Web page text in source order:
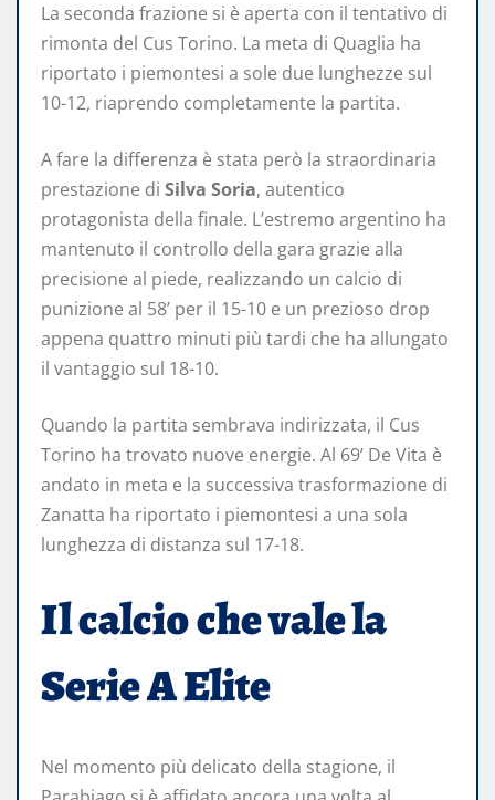
La seconda frazione si è aperta con il tentativo di
rimonta del Cus Torino. La meta di Quaglia ha
riportato i piemontesi a sole due lunghezze sul
10-12, riaprendo completamente la partita.
A fare la differenza è stata però la straordinaria
prestazione di Silva Soria, autentico
protagonista della finale. L’estremo argentino ha
mantenuto il controllo della gara grazie alla
precisione al piede, realizzando un calcio di
punizione al 58’ per il 15-10 e un prezioso drop
appena quattro minuti più tardi che ha allungato
il vantaggio sul 18-10.
Quando la partita sembrava indirizzata, il Cus
Torino ha trovato nuove energie. Al 69’ De Vita è
andato in meta e la successiva trasformazione di
Zanatta ha riportato i piemontesi a una sola
lunghezza di distanza sul 17-18.
Il calcio che vale la
Serie A Elite
Nel momento più delicato della stagione, il